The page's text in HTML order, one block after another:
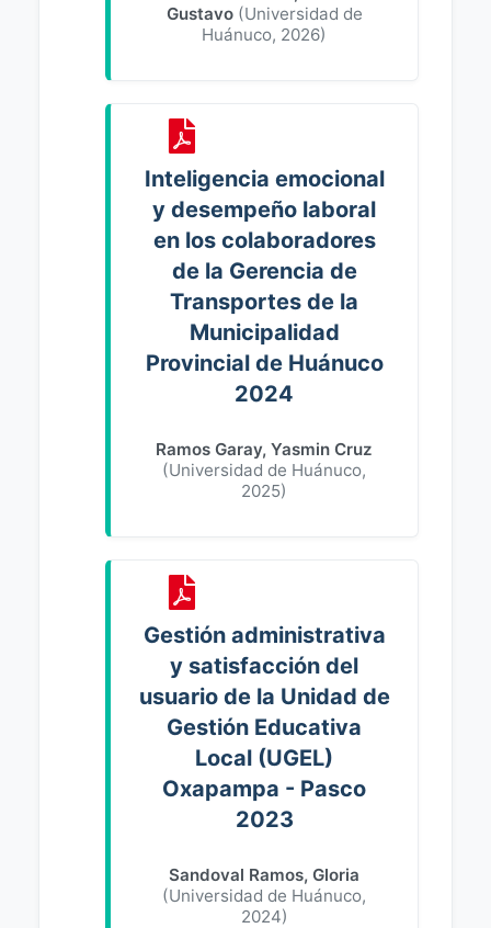
Gustavo (Universidad de
Huánuco, 2026)
Inteligencia emocional
y desempeño laboral
en los colaboradores
de la Gerencia de
Transportes de la
Municipalidad
Provincial de Huánuco
2024
Ramos Garay, Yasmin Cruz
(Universidad de Huánuco,
2025)
Gestión administrativa
y satisfacción del
usuario de la Unidad de
Gestión Educativa
Local (UGEL)
Oxapampa - Pasco
2023
Sandoval Ramos, Gloria
(Universidad de Huánuco,
2024)